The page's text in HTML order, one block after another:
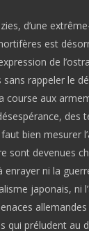
d’une
est
de
rappeler le
course aux
des
bien mesurer
sont devenues
enrayer ni la
japonais, ni
qui préludent au